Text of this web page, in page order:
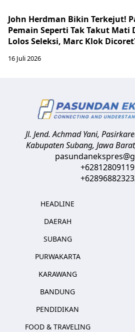
John Herdman Bikin Terkejut!
Pemain Seperti Tak Takut Mati
Lolos Seleksi, Marc Klok
16 Juli 2026
Jl. Jend. Achmad Yani,
Kabupaten Subang, Jawa Barat
HEADLINE
DAERAH
SUBANG
PURWAKARTA
KARAWANG
BANDUNG
PENDIDIKAN
FOOD & TRAVELING